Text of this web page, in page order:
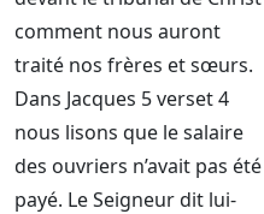
comment nous auront
traité nos frères et sœurs.
Dans Jacques 5 verset 4
nous lisons que le salaire
des ouvriers n’avait pas été
payé. Le Seigneur dit lui-